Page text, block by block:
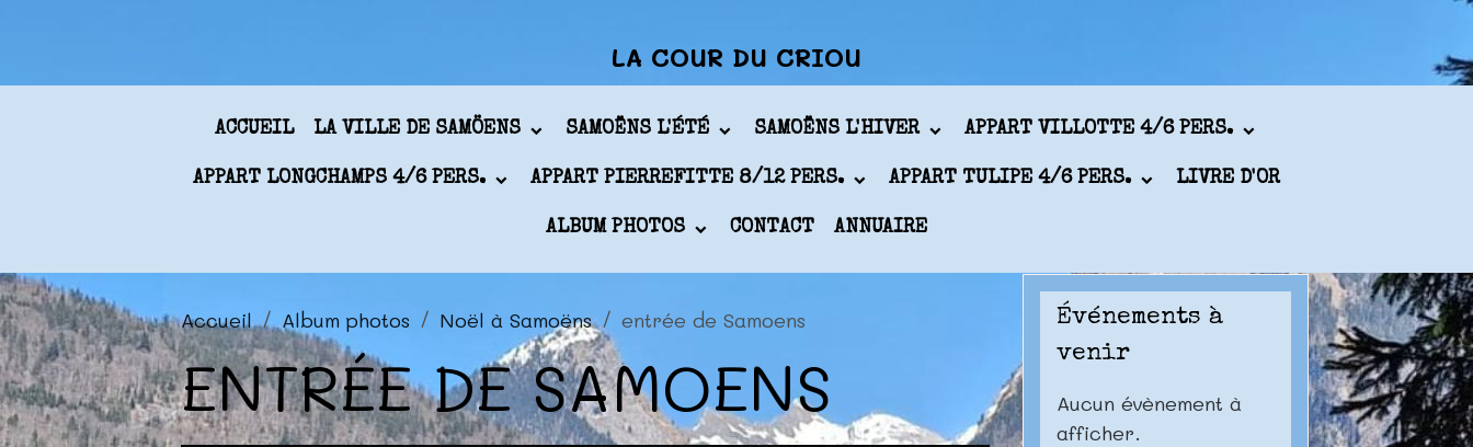
LA COUR DU CRIOU
ACCUEIL LA VILLE DE SAMÖENS SAMOËNS L'ÉTÉ SAMOËNS L'HIVER APPART VILLOTTE 4/6 PERS.
APPART LONGCHAMPS 4/6 PERS. APPART PIERREFITTE 8/12 PERS. APPART TULIPE 4/6 PERS. LIVRE D'OR
ALBUM PHOTOS CONTACT ANNUAIRE
Accueil Album photos Noël à Samoëns entrée de Samoens
ENTRÉE DE SAMOENS
Événements à
venir
Aucun évènement à
afficher.